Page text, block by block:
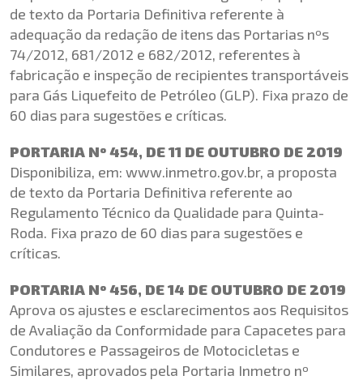
de texto da Portaria Definitiva referente à
adequação da redação de itens das Portarias nºs
74/2012, 681/2012 e 682/2012, referentes à
fabricação e inspeção de recipientes transportáveis
para Gás Liquefeito de Petróleo (GLP). Fixa prazo de
60 dias para sugestões e críticas.
PORTARIA Nº 454, DE 11 DE OUTUBRO DE 2019
Disponibiliza, em: www.inmetro.gov.br, a proposta
de texto da Portaria Definitiva referente ao
Regulamento Técnico da Qualidade para Quinta-
Roda. Fixa prazo de 60 dias para sugestões e
críticas.
PORTARIA Nº 456, DE 14 DE OUTUBRO DE 2019
Aprova os ajustes e esclarecimentos aos Requisitos
de Avaliação da Conformidade para Capacetes para
Condutores e Passageiros de Motocicletas e
Similares, aprovados pela Portaria Inmetro nº